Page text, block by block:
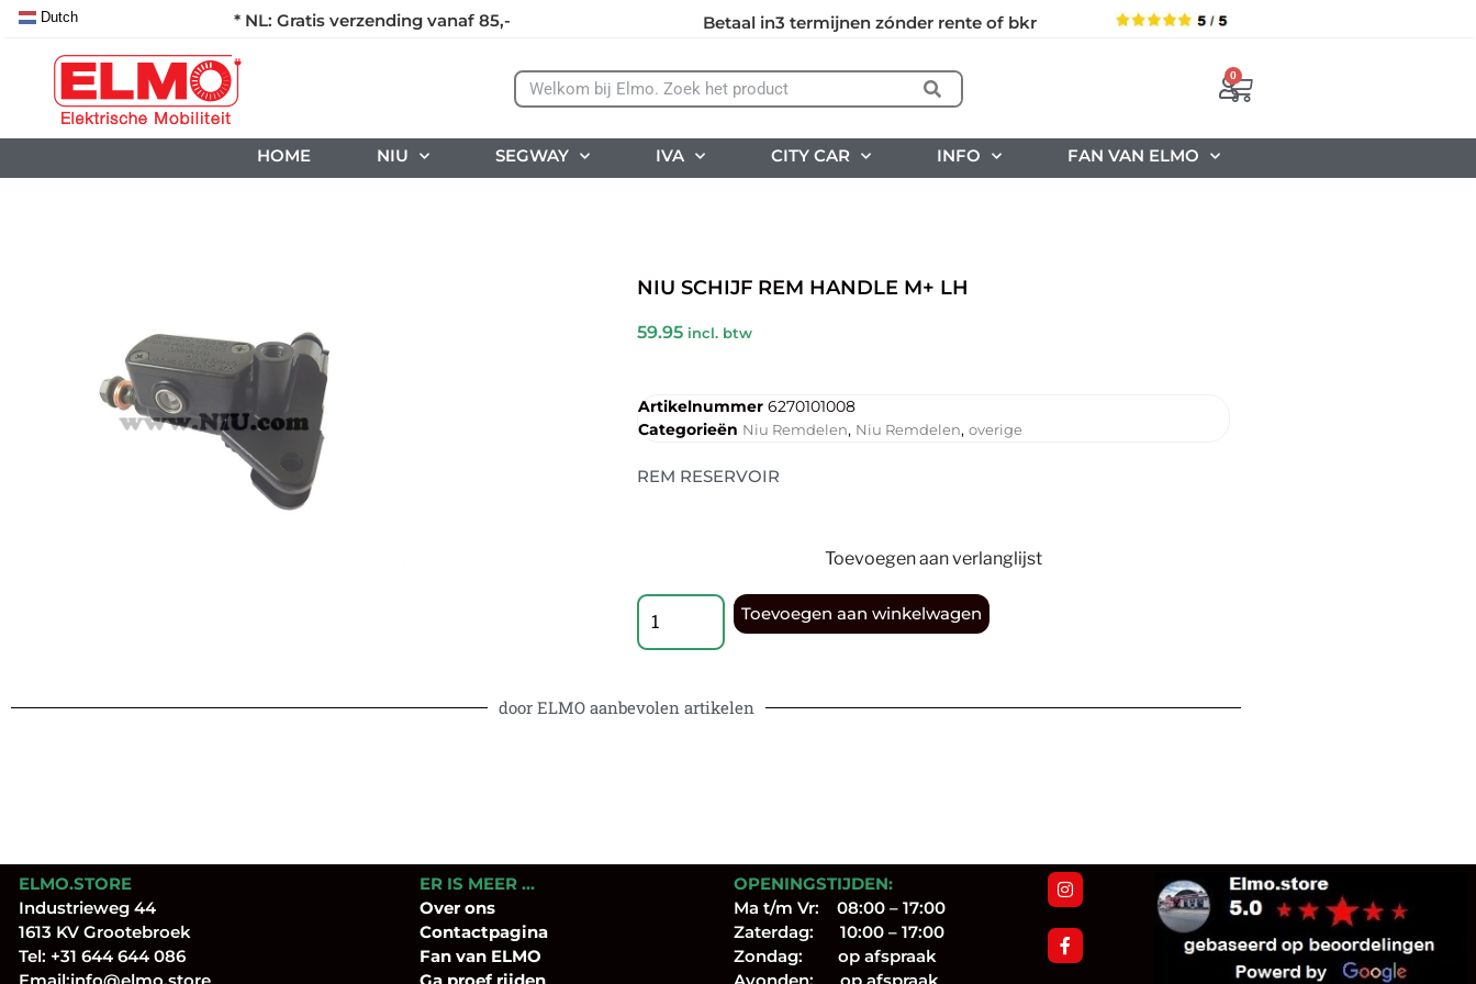
* NL: Gratis verzending vanaf 85,- Betaal in3 termijnen zónder rente of bkr
Dutch
0
HOME NIU SEGWAY IVA CITY CAR INFO FAN VAN ELMO
NIU SCHIJF REM HANDLE M+ LH
59.95 incl. btw
Artikelnummer 6270101008
Categorieën Niu Remdelen, Niu Remdelen, overige
REM RESERVOIR
Toevoegen aan verlanglijst
Toevoegen aan winkelwagen
door ELMO aanbevolen artikelen
ELMO.STORE
Industrieweg 44
1613 KV Grootebroek
Tel: +31 644 644 086
ER IS MEER …
Over ons
Contactpagina
Fanvan ELMO
OPENINGSTIJDEN:
Ma t/m Vr: 08:00 – 17:00
Zaterdag: 10:00 – 17:00
Zondag: op afspraak